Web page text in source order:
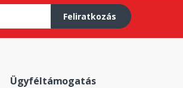
Feliratkozás
Ügyféltámogatás